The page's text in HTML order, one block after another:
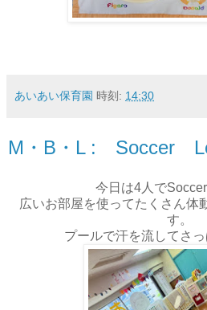
あいあい保育園 時刻: 14:30
M・B・L : Soccer
今日は4人でSoccer
広いお部屋を使ってたくさん体
す。
プールで汗を流してさ